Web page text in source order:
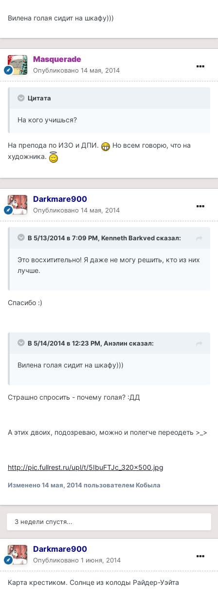
Вилена голая сидит на шкафу)))
Masquerade
Опубликовано 14 мая, 2014
Цитата
На кого учишься?
На препода по ИЗО и ДПИ.
Но всем говорю, что на
художника.
Darkmare900
Опубликовано 14 мая, 2014
В 5/13/2014 в 7:09 PM, Kenneth Barkved сказал:
Это восхитительно! Я даже не могу решить, кто из них
лучше.
Спасибо :)
В 5/14/2014 в 12:23 PM, Анэлин сказал:
Вилена голая сидит на шкафу)))
Страшно спросить - почему голая? :ДД
А этих двоих, подозреваю, можно и полегче переодеть >_>
http://pic.fullrest.ru/upl/t/5IbuFTJc_320x500.jpg
Изменено14 мая, 2014пользователем Кобыла
3 недели спустя...
Darkmare900
Опубликовано 1 июня, 2014
Карта крестиком. Солнце из колоды Райдер-Уэйта